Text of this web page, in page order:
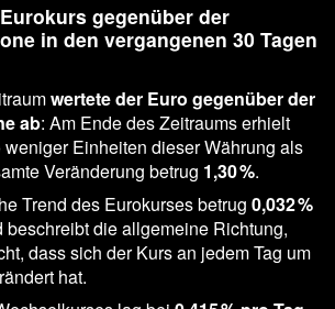
gegenüber der
in den vergangenen 30 Tagen
wertete der Euro gegenüber der
ab: Am Ende des Zeitraums erhielt
weniger Einheiten dieser Währung als
Veränderung betrug 1,30 %.
Trend des Eurokurses betrug 0,032 %
beschreibt die allgemeine Richtung,
dass sich der Kurs an jedem Tag um
hat.